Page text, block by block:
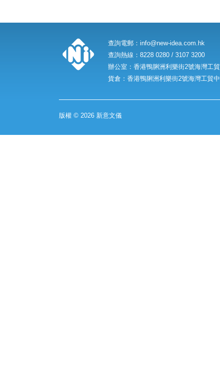
查詢電郵： info@new-idea.com.hk
查詢熱線：8228 0280 / 3107 3200
辦公室：香港鴨脷洲利樂街2號海灣工
貨倉：香港鴨脷洲利樂街2號海灣工貿
版權 © 2026 新意文儀